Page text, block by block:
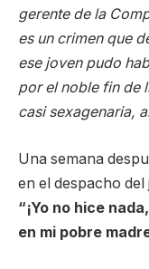
gerente de la
es un crimen que
ese joven pudo
por el noble fin de
casi sexagenaria,
Una semana
en el despacho
“¡Yo no hice
en mi pobre